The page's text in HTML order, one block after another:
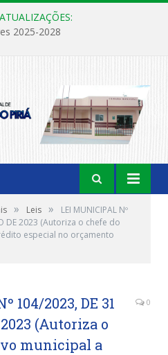
2025-2028
» Leis »
LEI MUNICIPAL Nº
DE 2023 (Autoriza o chefe do
especial no orçamento
104/2023, DE 31
2023 (Autoriza o
municipal a
0